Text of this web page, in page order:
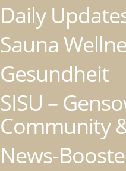
Daily
Sauna
Gesundheit
SISU –
Community
News-